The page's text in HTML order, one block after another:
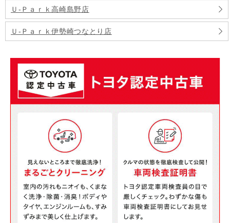
Ｕ-Ｐａｒｋ高崎島野店
Ｕ-Ｐａｒｋ伊勢崎つなとり店